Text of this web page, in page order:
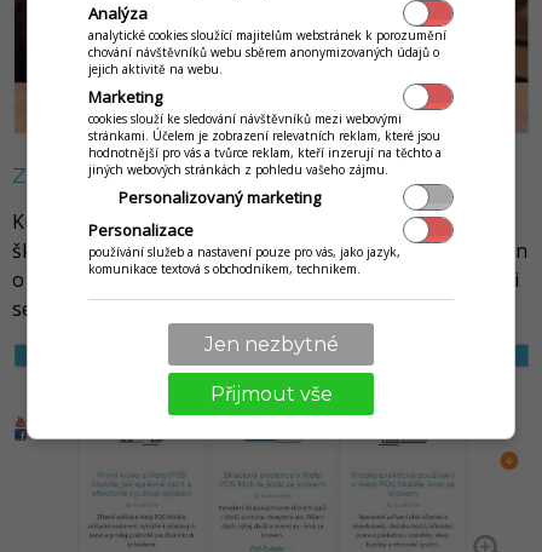
Začínáte? Zkuste nejdříve Kurz první kroky
Kurz je navržen tak, aby co nejvěrněji kopíroval osobní
školení uživatelů našimi konzultanty. Zároveň je doplněn
o všechny praktické situace, se kterými se naši zákazníci
setkávají. Jednotlivé kurzy naleznetezde.
Analýza
analytické cookies sloužící majitelům webstránek k porozumění
chování návštěvníků webu sběrem anonymizovaných údajů o
jejich aktivitě na webu.
Marketing
cookies slouží ke sledování návštěvníků mezi webovými
stránkami. Účelem je zobrazení relevatních reklam, které jsou
hodnotnější pro vás a tvůrce reklam, kteří inzerují na těchto a
jiných webových stránkách z pohledu vašeho zájmu.
Personalizovaný marketing
Personalizace
používání služeb a nastavení pouze pro vás, jako jazyk,
komunikace textová s obchodníkem, technikem.
Jen nezbytné
Přijmout vše